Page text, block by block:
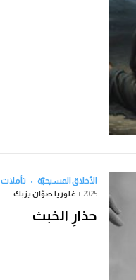
الأخلاق المسيحيّة تأملات
2025
غلوريا صوّان يزبك
حذارِ الخبث